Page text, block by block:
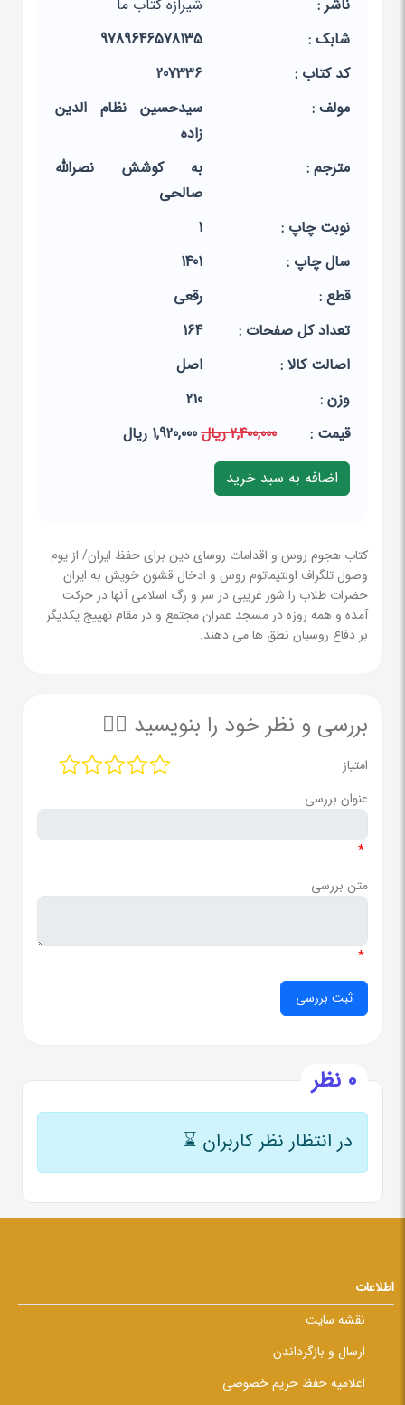
ناشر :
شیرازه کتاب ما
شابک :
9789646578135
کد کتاب :
207336
مولف :
سیدحسین نظام الدین
زاده
مترجم :
به کوشش نصرالله
صالحی
نوبت چاپ :
1
سال چاپ :
1401
قطع :
رقعی
تعداد کل صفحات :
164
اصالت کالا :
اصل
وزن :
210
قيمت :
2,400,000 ریال 1,920,000 ریال
کتاب هجوم روس و اقدامات روسای دین برای حفظ ایران/ از یوم
وصول تلگراف اولتیماتوم روس و ادخال قشون خویش به ایران
حضرات طلاب را شور غریبی در سر و رگ اسلامی آنها در حرکت
آمده و همه روزه در مسجد عمران مجتمع و در مقام تهییج یکدیگر
بر دفاع روسیان نطق ها می دهند.
بررسی و نظر خود را بنویسید ✍🏻
امتیاز
عنوان بررسی
*
متن بررسی
*
0 نظر
در انتظار نظر کاربران ⌛
اطلاعات
نقشه سایت
ارسال و بازگرداندن
اعلامیه حفظ حریم خصوصی